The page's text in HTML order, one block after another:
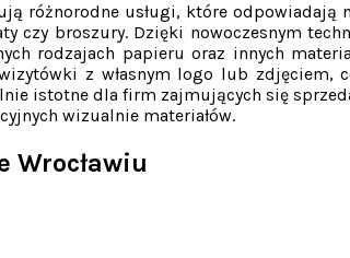
różnorodne usługi, które
czy broszury. Dzięki nowoczesnym
rodzajach papieru oraz innych
z własnym logo lub zdjęciem,
istotne dla firm zajmujących się
wizualnie materiałów.
Wrocławiu